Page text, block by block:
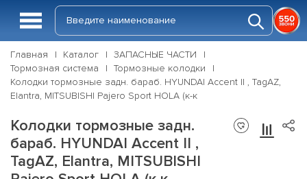
Главная Каталог
ЗАПАСНЫЕ ЧАСТИ
Тормозная система
Тормозные колодки
Колодки тормозные задн. бараб. HYUNDAI Accent II , TagAZ,
Elantra, MITSUBISHI Pajero Sport HOLA (к-к
Колодки тормозные задн.
бараб. HYUNDAI Accent II ,
TagAZ, Elantra, MITSUBISHI